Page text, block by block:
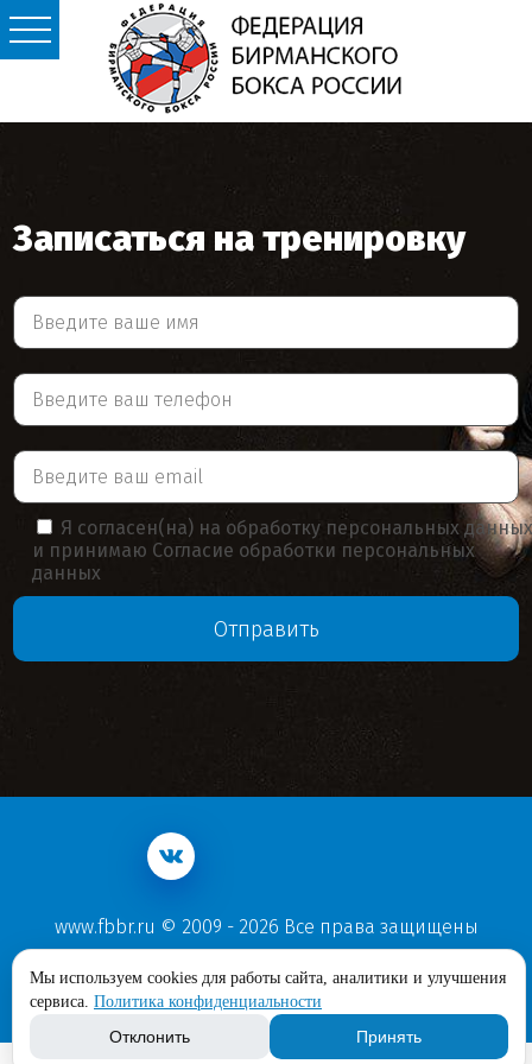
Записаться на тренировку
Я согласен(на) на обработку персональных
и принимаю Согласие обработки персональных
данных
www.fbbr.ru © 2009 - 2026 Все права защищены
Согласие обработки персональных данных
Мы используем cookies для работы сайта, аналитики и улучшения
сервиса. Политика конфиденциальности
Отклонить Принять